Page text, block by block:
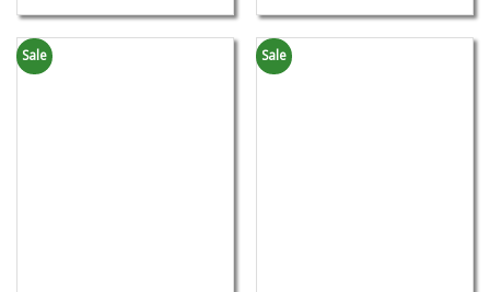
Sale Sale